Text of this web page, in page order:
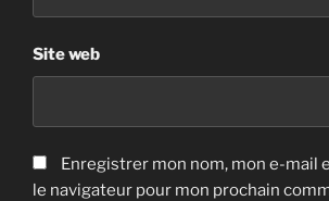
Site web
Enregistrer mon nom, mon e-mail
le navigateur pour mon prochain